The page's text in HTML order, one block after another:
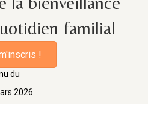
familial
!
du
2026.